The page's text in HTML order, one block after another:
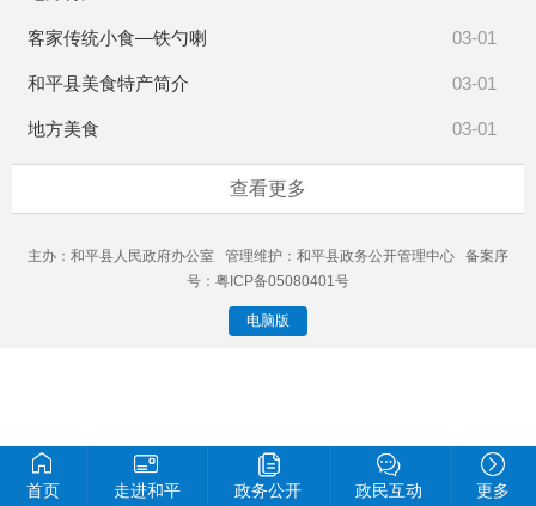
03-01
客家传统小食—铁勺喇
03-01
和平县美食特产简介
03-01
地方美食
查看更多
主办：和平县人民政府办公室 管理维护：和平县政务公开管理中心 备案序
号：粤ICP备05080401号
电脑版
首页 走进和平 政务公开 政民互动 更多